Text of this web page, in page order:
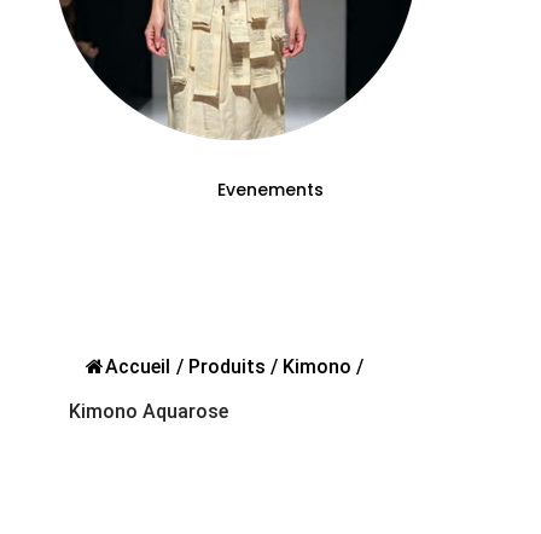
Evenements
Accueil / Produits / Kimono /
Kimono Aquarose